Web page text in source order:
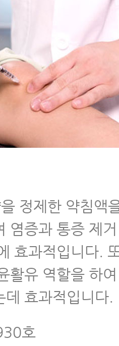
정제한 약침액
염증과 통증 제
효과적입니다.
활유 역할을 하
데 효과적입니다.
호